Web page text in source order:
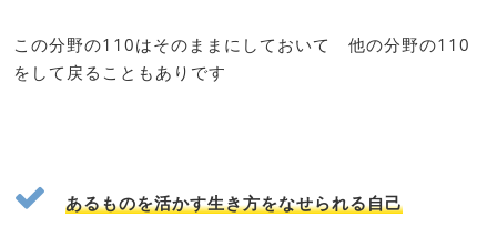
この分野の110はそのままにしておいて 他の分野の110
をして戻ることもありです
あるものを活かす生き方をなせられる自己